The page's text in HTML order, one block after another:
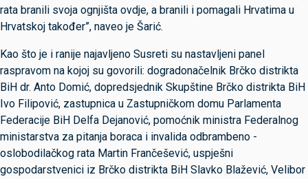
rata branili svoja ognjišta ovdje, a branili i pomagali Hrvatima u
Hrvatskoj također”, naveo je Šarić.
Kao što je i ranije najavljeno Susreti su nastavljeni panel
raspravom na kojoj su govorili: dogradonačelnik Brčko distrikta
BiH dr. Anto Domić, dopredsjednik Skupštine Brčko distrikta BiH
Ivo Filipović, zastupnica u Zastupničkom domu Parlamenta
Federacije BiH Delfa Dejanović, pomoćnik ministra Federalnog
ministarstva za pitanja boraca i invalida odbrambeno -
oslobodilačkog rata Martin Frančešević, uspješni
gospodarstvenici iz Brčko distrikta BiH Slavko Blažević, Velibor